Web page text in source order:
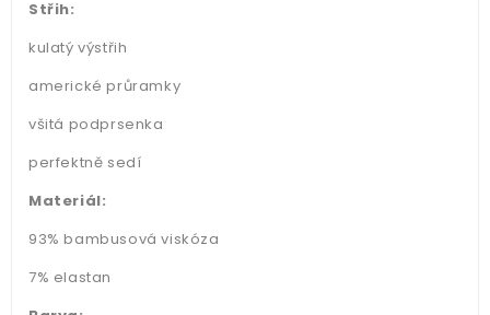
Střih:
kulatý výstřih
americké průramky
všitá podprsenka
perfektně sedí
Materiál:
93% bambusová viskóza
7% elastan